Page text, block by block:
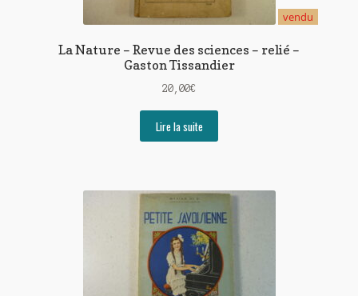
vendu
La Nature – Revue des sciences – relié –
Gaston Tissandier
20,00€
Lire la suite